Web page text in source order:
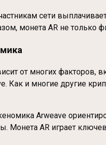
сети
монета AR не только
от многих факторов,
Как и многие другие
Arweave
Монета AR играет